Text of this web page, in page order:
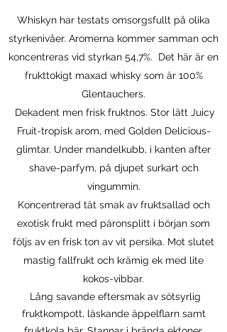
Whiskyn har testats omsorgsfullt på olika
styrkenivåer. Aromerna kommer samman och
koncentreras vid styrkan 54,7%. Det här är en
frukttokigt maxad whisky som är 100%
Glentauchers.
Dekadent men frisk fruktnos. Stor lätt Juicy
Fruit-tropisk arom, med Golden Delicious-
glimtar. Under mandelkubb, i kanten after
shave-parfym, på djupet surkart och
vingummin.
Koncentrerad tät smak av fruktsallad och
exotisk frukt med päronsplitt i början som
följs av en frisk ton av vit persika. Mot slutet
mastig fallfrukt och krämig ek med lite
kokos-vibbar.
Lång savande eftersmak av sötsyrlig
fruktkompott, läskande äppelflarn samt